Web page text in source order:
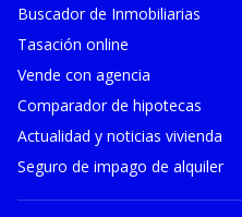
Buscador de Inmobiliarias
Tasación online
Vende con agencia
Comparador de hipotecas
Actualidad y noticias vivienda
Seguro de impago de alquiler